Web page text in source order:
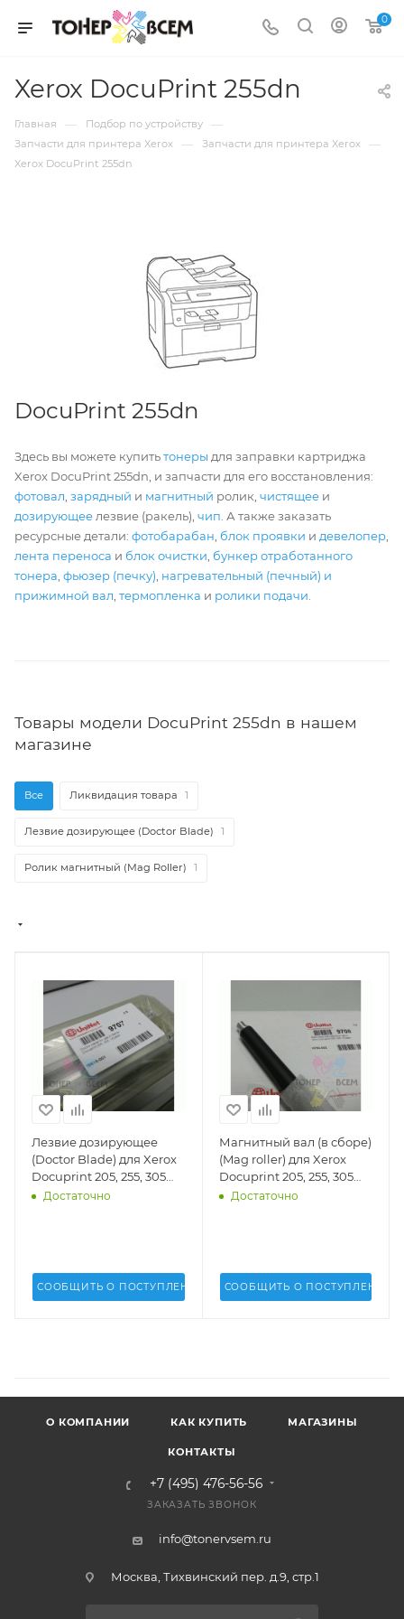
0
Xerox DocuPrint 255dn
Главная — Подбор по устройству —
Запчасти для принтера Xerox — Запчасти для принтера Xerox —
Xerox DocuPrint 255dn
DocuPrint 255dn
Здесь вы можете купитьтонеры для заправки картриджа
Xerox DocuPrint 255dn, и запчасти для его восстановления:
фотовал зарядный и магнитный ролик, чистящее и
дозирующее лезвие (ракель), чип . А также заказать
ресурсные детали: фотобарабан блок проявки и девелопер
лента переноса и блок очистки бункер отработанного
тонера фьюзер (печку) нагревательный (печный) и
прижимной вал термопленка и ролики подачи
Товары модели DocuPrint 255dn в нашем
магазине
Все Ликвидация товара 1
Лезвие дозирующее (Doctor Blade) 1
Ролик магнитный (Mag Roller) 1
Лезвие дозирующее
(Doctor Blade) для Xerox
Docuprint 205, 255, 305
(DV Inc.) - 9707
Достаточно
СООБЩИТЬ О ПОСТУПЛЕНИИ
Магнитный вал (в сборе)
(Mag roller) для Xerox
Docuprint 205, 255, 305
(DV Inc.) - 9708
Достаточно
СООБЩИТЬ О ПОСТУПЛЕНИИ
О КОМПАНИИ КАК КУПИТЬ МАГАЗИНЫ
КОНТАКТЫ
+7 (495) 476-56-56
ЗАКАЗАТЬ ЗВОНОК
info@tonervsem.ru
Москва, Тихвинский пер. д.9, стр.1